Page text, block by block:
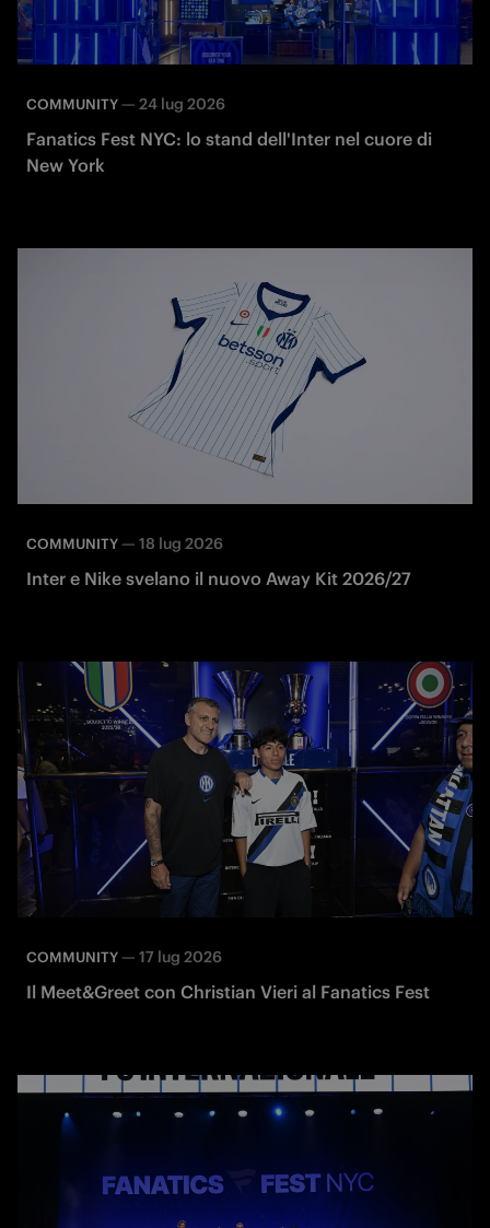
COMMUNITY — 24 lug 2026
Fanatics Fest NYC: lo stand dell'Inter nel cuore di
New York
COMMUNITY — 18 lug 2026
Inter e Nike svelano il nuovo Away Kit 2026/27
COMMUNITY — 17 lug 2026
Il Meet&Greet con Christian Vieri al Fanatics Fest